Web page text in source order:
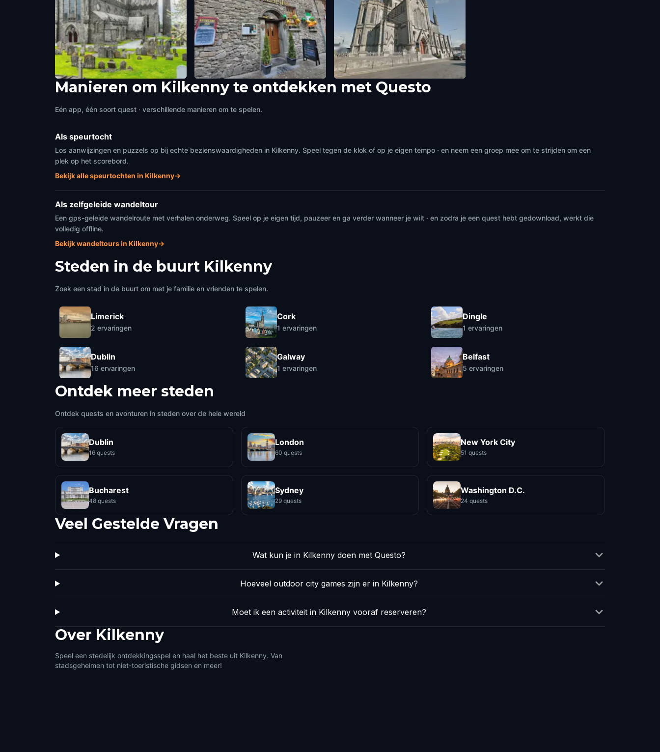
St. Canice's Round Tower Kyteler's Inn St. Mary's Cathedral
Manieren om Kilkenny te ontdekken met Questo
Eén app, één soort quest · verschillende manieren om te spelen.
Als speurtocht
Los aanwijzingen en puzzels op bij echte bezienswaardigheden in Kilkenny. Speel tegen de klok of op je eigen tempo · en neem een groep mee om te strijden om een
plek op het scorebord.
Bekijk alle speurtochten in Kilkenny→
Als zelfgeleide wandeltour
Een gps-geleide wandelroute met verhalen onderweg. Speel op je eigen tijd, pauzeer en ga verder wanneer je wilt · en zodra je een quest hebt gedownload, werkt die
volledig offline.
Bekijk wandeltours in Kilkenny→
Steden in de buurt Kilkenny
Zoek een stad in de buurt om met je familie en vrienden te spelen.
Limerick
2 ervaringen
Dublin
16 ervaringen
Cork
1 ervaringen
Galway
1 ervaringen
Dingle
1 ervaringen
Belfast
5 ervaringen
Ontdek meer steden
Ontdek quests en avonturen in steden over de hele wereld
Dublin
16 quests
London
60 quests
New York City
51 quests
Bucharest
48 quests
Sydney
29 quests
Washington D.C.
24 quests
Veel Gestelde Vragen
Wat kun je in Kilkenny doen met Questo?
Hoeveel outdoor city games zijn er in Kilkenny?
Moet ik een activiteit in Kilkenny vooraf reserveren?
Over Kilkenny
Speel een stedelijk ontdekkingsspel en haal het beste uit Kilkenny. Van
stadsgeheimen tot niet-toeristische gidsen en meer!